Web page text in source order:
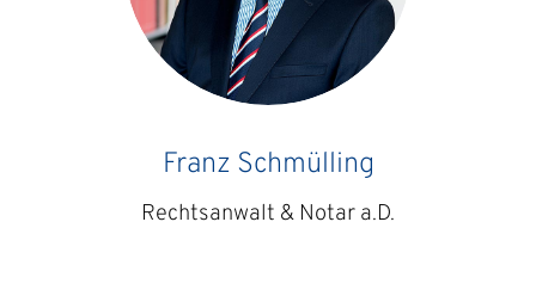
Franz Schmülling
Rechtsanwalt & Notar a.D.